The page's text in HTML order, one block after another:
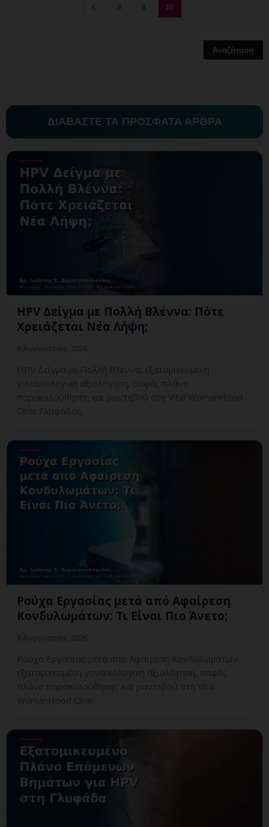
8 9 10
ΔΙΑΒΑΣΤΕ ΤΑ ΠΡΟΣΦΑΤΑ ΑΡΘΡΑ
HPV Δείγμα με Πολλή Βλέννα: Πότε
Χρειάζεται Νέα Λήψη;
HPV Δείγμα με Πολλή Βλέννα: εξατομικευμένη
γυναικολογική αξιολόγηση, σαφές πλάνο
παρακολούθησης και ραντεβού στη Vital WomanHood
Clinic Γλυφάδας.
Ρούχα Εργασίας μετά από Αφαίρεση
Κονδυλωμάτων: Τι Είναι Πιο Άνετο;
Ρούχα Εργασίας μετά από Αφαίρεση Κονδυλωμάτων:
εξατομικευμένη γυναικολογική αξιολόγηση, σαφές
πλάνο παρακολούθησης και ραντεβού στη Vital
WomanHood Clinic